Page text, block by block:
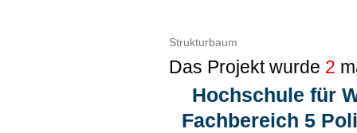
Strukturbaum
Das Projekt wurde 2
Hochschule für
Fachbereich 5